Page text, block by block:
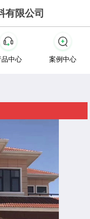
有限公司
品中心 案例中心